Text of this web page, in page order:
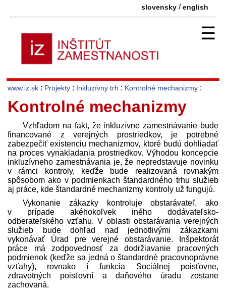
slovensky /english
☰
www.iz.sk : Projekty : Inkluzívny trh : Kontrolné mechanizmy :
Kontrolné mechanizmy
Vzhľadom na fakt, že inkluzívne zamestnávanie bude
financované z verejných prostriedkov, je potrebné
zabezpečiť existenciu mechanizmov, ktoré budú dohliadať
na proces vynakladania prostriedkov. Výhodou koncepcie
inkluzívneho zamestnávania je, že nepredstavuje novinku
v rámci kontroly, keďže bude realizovaná rovnakým
spôsobom ako v podmienkach štandardného trhu služieb
aj práce, kde štandardné mechanizmy kontroly už fungujú.
Vykonanie zákazky kontroluje obstarávateľ, ako
v prípade akéhokoľvek iného dodávateľsko-
odberateľského vzťahu. V oblasti obstarávania verejných
služieb bude dohľad nad jednotlivými zákazkami
vykonávať Úrad pre verejné obstarávanie. Inšpektorát
práce má zodpovednosť za dodržiavanie pracovných
podmienok (keďže sa jedná o štandardné pracovnoprávne
vzťahy), rovnako i funkcia Sociálnej poisťovne,
zdravotných poisťovní a daňového úradu zostane
zachovaná.